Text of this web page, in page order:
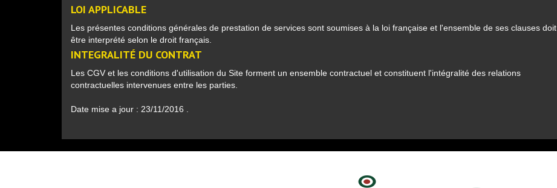
LOI APPLICABLE
Les présentes conditions générales de prestation de services sont soumises à la loi française et l'ensemble de ses clauses doit
être interprété selon le droit français.
INTEGRALITÉ DU CONTRAT
Les CGV et les conditions d'utilisation du Site forment un ensemble contractuel et constituent l'intégralité des relations
contractuelles intervenues entre les parties.
Date mise a jour : 23/11/2016 .